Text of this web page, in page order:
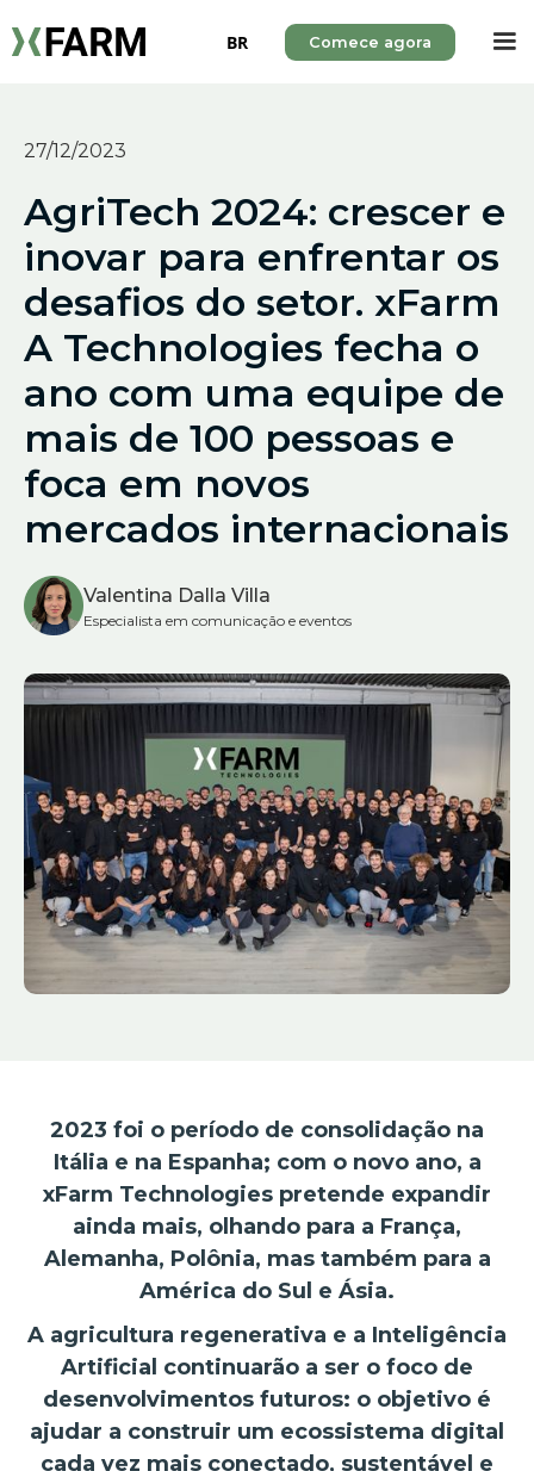
BR Comece agora
27/12/2023
AgriTech 2024: crescer e
inovar para enfrentar os
desafios do setor. xFarm
A Technologies fecha o
ano com uma equipe de
mais de 100 pessoas e
foca em novos
mercados internacionais
Valentina Dalla Villa
Especialista em comunicação e eventos
2023 foi o período de consolidação na
Itália e na Espanha; com o novo ano, a
xFarm Technologies pretende expandir
ainda mais, olhando para a França,
Alemanha, Polônia, mas também para a
América do Sul e Ásia.
A agricultura regenerativa e a Inteligência
Artificial continuarão a ser o foco de
desenvolvimentos futuros: o objetivo é
ajudar a construir um ecossistema digital
cada vez mais conectado, sustentável e